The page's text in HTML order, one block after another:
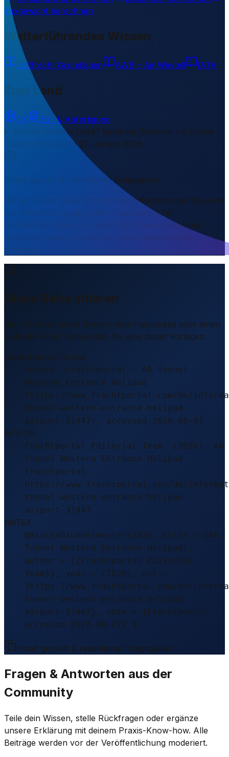
Taxgewicht berechnen
Weiterführendes Wissen
Luftfracht Grundlagen AWB – Air Waybill IATA
Zum Land
CY
Zoll & Abfertigung
Weiterführende Links1 Bereiche/Sections • 8 Links▾
Zuletzt aktualisiert: 27. Januar 2026
Inhalt geprüft & redaktionell freigegeben
Die auf dieser Seite dargestellten Informationen basieren
auf öffentlich zugänglichen Transport- und
Infrastrukturdaten. Die logistische Bedeutung eines
Diese Seite zitieren
Sie schreiben einen Bericht, eine Hausarbeit oder einen
LinkedIn-Post? Verwenden Sie eine dieser Vorlagen.
Empfohlenes Format
Source: Frachtportal – A6 Tunnel
Western Entrance Helipad
(https://www.frachtportal.com/de/
tunnel-western-entrance-helipad-
airport-31447), accessed 2026-08-07
APA-Stil
Frachtportal Editorial Team. (2026). A6
Tunnel Western Entrance Helipad.
Frachtportal.
https://www.frachtportal.com/de/
tunnel-western-entrance-helipad-
airport-31447
BibTeX
@misc{a6tunnelwestern2026, title = {A6
Tunnel Western Entrance Helipad},
author = {{Frachtportal Editorial
Team}}, year = {2026}, url =
{https://www.frachtportal.com/de/
tunnel-western-entrance-helipad-
airport-31447}, note = {Frachtportal,
accessed 2026-08-07} }
Inhalt geprüft & redaktionell freigegeben.
Fragen & Antworten aus der
Community
Teile dein Wissen, stelle Rückfragen oder ergänze
unsere Erklärung mit deinem Praxis-Know-how. Alle
Beiträge werden vor der Veröffentlichung moderiert.